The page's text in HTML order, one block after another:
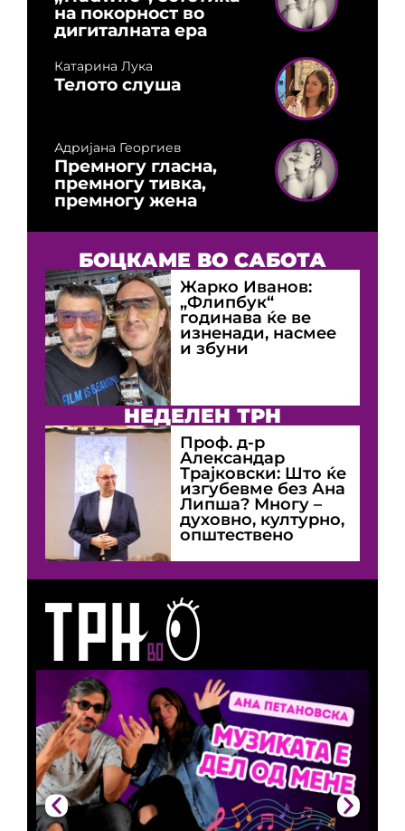
на покорност во
дигиталната ера
Катарина Лука
Телото слуша
Адријана Георгиев
Премногу гласна,
премногу тивка,
премногу жена
БОЦКАМЕ ВО САБОТА
Жарко Иванов:
„Флипбук“
годинава ќе ве
изненади, насмее
и збуни
НЕДЕЛЕН ТРН
Проф. д-р
Александар
Трајковски: Што ќе
изгубевме без Ана
Липша? Многу –
духовно, културно,
општествено